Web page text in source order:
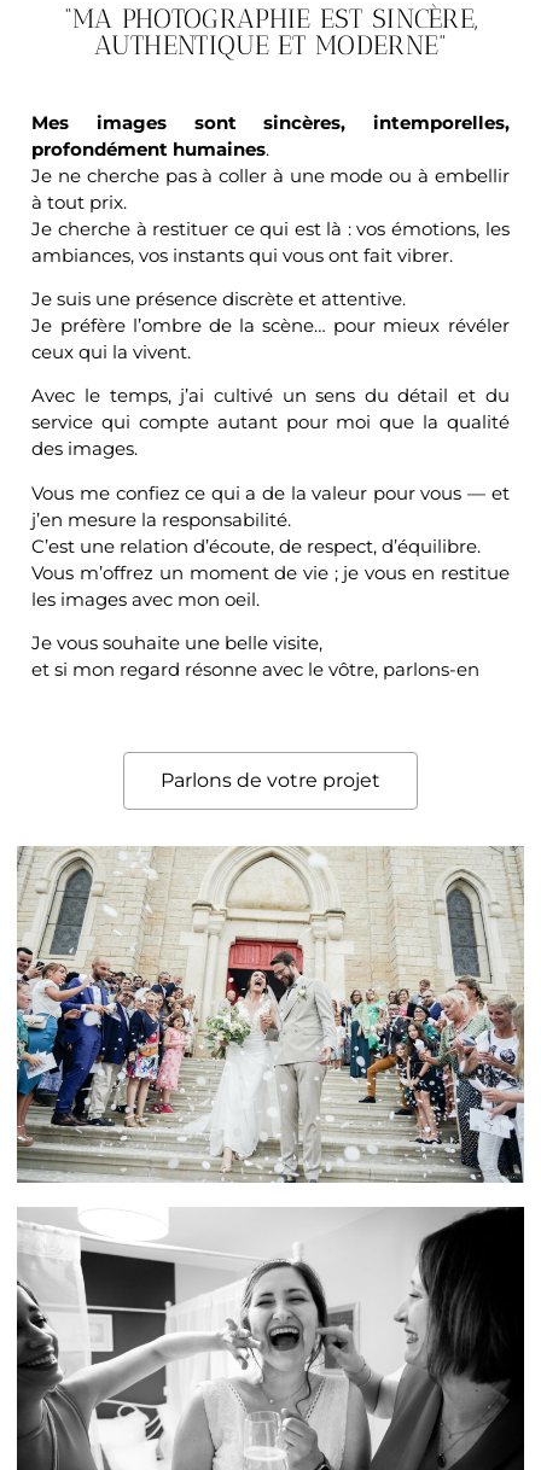
“MA PHOTOGRAPHIE EST SINCÈRE,
AUTHENTIQUE ET MODERNE”
Mes images sont sincères, intemporelles,
profondément humaines.
Je ne cherche pas à coller à une mode ou à embellir
à tout prix.
Je cherche à restituer ce qui est là : vos émotions, les
ambiances, vos instants qui vous ont fait vibrer.
Je suis une présence discrète et attentive.
Je préfère l’ombre de la scène… pour mieux révéler
ceux qui la vivent.
Avec le temps, j’ai cultivé un sens du détail et du
service qui compte autant pour moi que la qualité
des images.
Vous me confiez ce qui a de la valeur pour vous — et
j’en mesure la responsabilité.
C’est une relation d’écoute, de respect, d’équilibre.
Vous m’offrez un moment de vie ; je vous en restitue
les images avec mon oeil.
Je vous souhaite une belle visite,
et si mon regard résonne avec le vôtre, parlons-en
Parlons de votre projet